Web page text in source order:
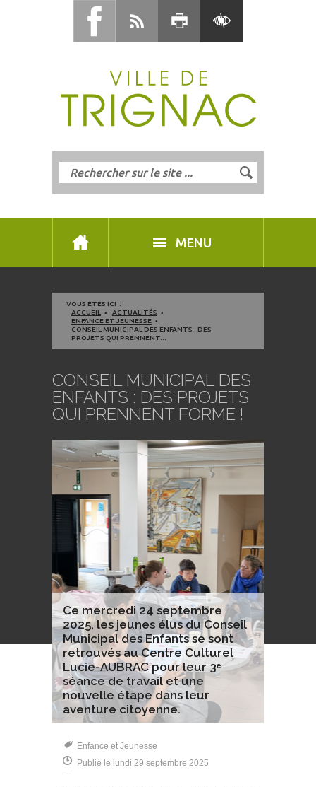
MENU
VOUS ÊTES ICI :
ACCUEIL
ACTUALITÉS
ENFANCE ET JEUNESSE
CONSEIL MUNICIPAL DES ENFANTS : DES
PROJETS QUI PRENNENT...
CONSEIL MUNICIPAL DES
ENFANTS : DES PROJETS
QUI PRENNENT FORME !
Ce mercredi 24 septembre
2025, les jeunes élus du Conseil
Municipal des Enfants se sont
retrouvés au Centre Culturel
Lucie-AUBRAC pour leur 3ᵉ
séance de travail et une
nouvelle étape dans leur
aventure citoyenne.
Enfance et Jeunesse
Publié le lundi 29 septembre 2025